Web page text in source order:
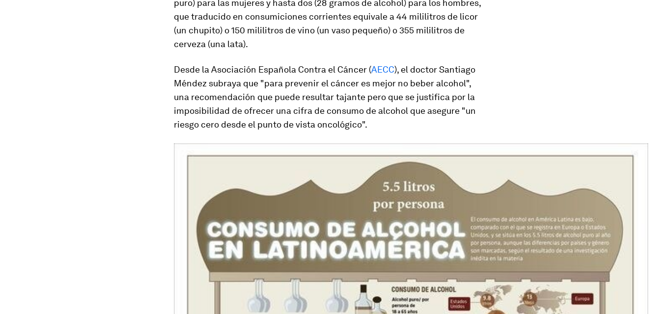
puro) para las mujeres y hasta dos (28 gramos de alcohol) para los hombres,
que traducido en consumiciones corrientes equivale a 44 mililitros de licor
(un chupito) o 150 mililitros de vino (un vaso pequeño) o 355 mililitros de
cerveza (una lata).
Desde la Asociación Española Contra el Cáncer (AECC), el doctor Santiago
Méndez subraya que "para prevenir el cáncer es mejor no beber alcohol",
una recomendación que puede resultar tajante pero que se justifica por la
imposibilidad de ofrecer una cifra de consumo de alcohol que asegure "un
riesgo cero desde el punto de vista oncológico".